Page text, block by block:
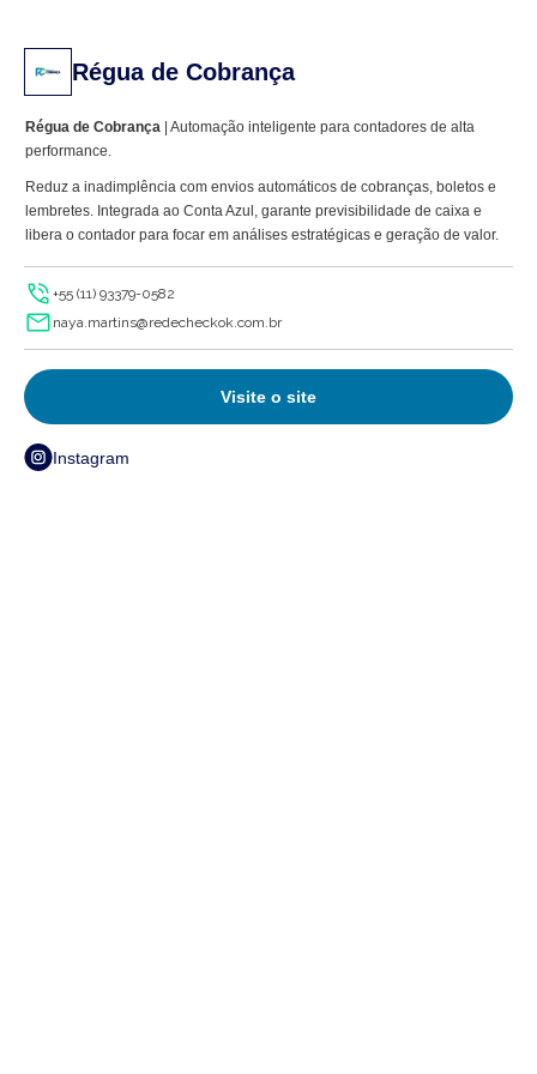
Régua de Cobrança
Régua de Cobrança | Automação inteligente para contadores de alta
performance.
Reduz a inadimplência com envios automáticos de cobranças, boletos e
lembretes. Integrada ao Conta Azul, garante previsibilidade de caixa e
libera o contador para focar em análises estratégicas e geração de valor.
+55 (11) 93379-0582
naya.martins@redecheckok.com.br
Visite o site
Instagram